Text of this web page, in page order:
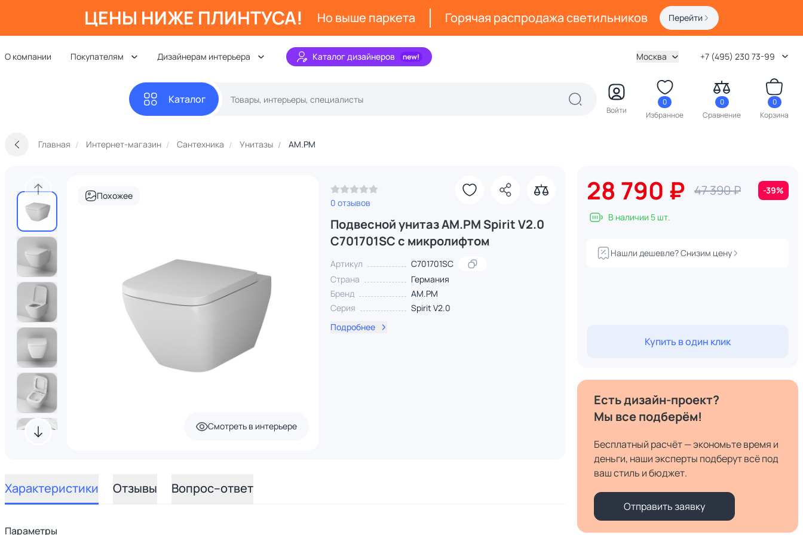
ЦЕНЫ НИЖЕ ПЛИНТУСА! Но выше паркета Горячая распродажа светильников Перейти
О компании Покупателям Дизайнерам интерьера Каталог дизайнеров Москва +7 (495) 230 73-99
Каталог
Войти
0
Избранное
0
Сравнение
0
Корзина
Главная Интернет-магазин Сантехника Унитазы AM.PM
Похожее
Смотреть в интерьере
0 отзывов
Подвесной унитаз AM.PM Spirit V2.0
C701701SC с микролифтом
Артикул
C701701SC
Страна
Германия
Бренд
AM.PM
Серия
Spirit V2.0
Подробнее
Характеристики Отзывы Вопрос–ответ
Параметры
28 790 ₽ 47 390 ₽ -39%
В наличии 5 шт.
Нашли дешевле? Снизим цену
Купить в один клик
Есть дизайн-проект?
Мы все подберём!
Бесплатный расчёт — экономьте время и
деньги, наши эксперты подберут всё под
ваш стиль и бюджет.
Отправить заявку